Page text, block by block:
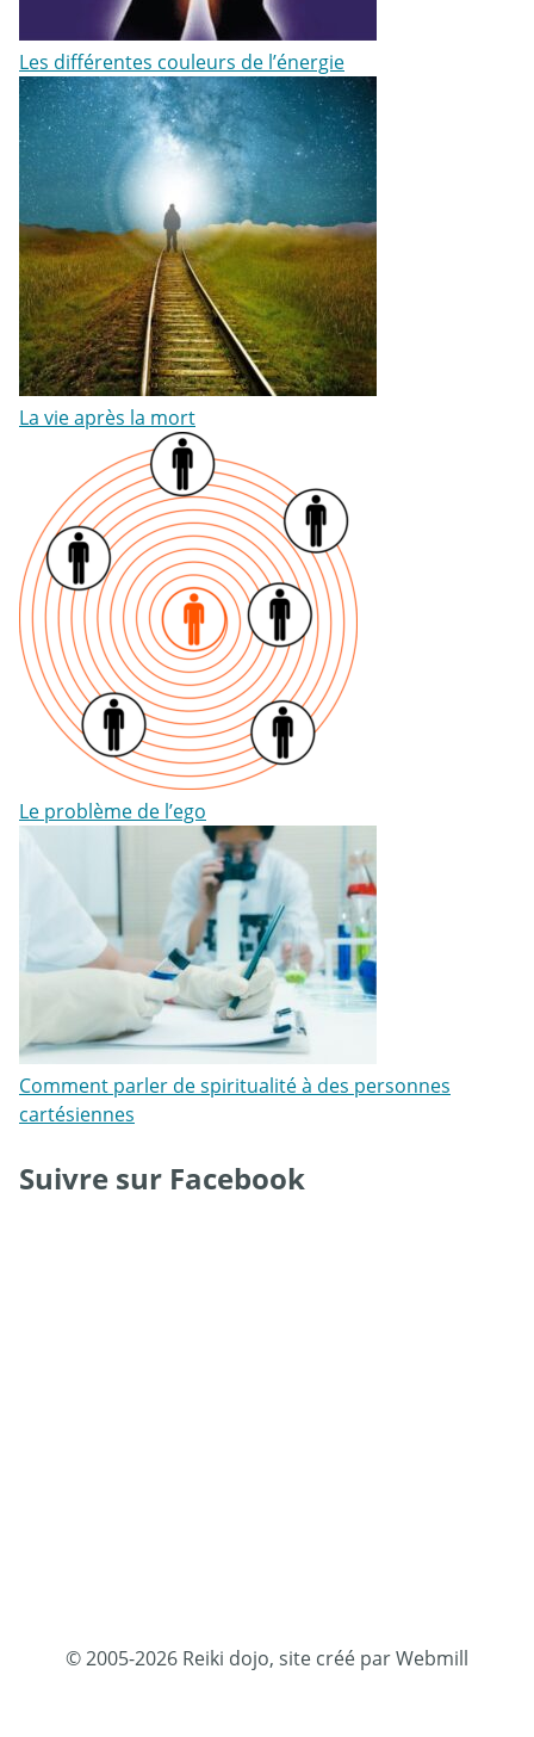
Les différentes couleurs de l’énergie
La vie après la mort
Le problème de l’ego
Comment parler de spiritualité à des personnes
cartésiennes
Suivre sur Facebook
© 2005-2026 Reiki dojo, site créé par Webmill